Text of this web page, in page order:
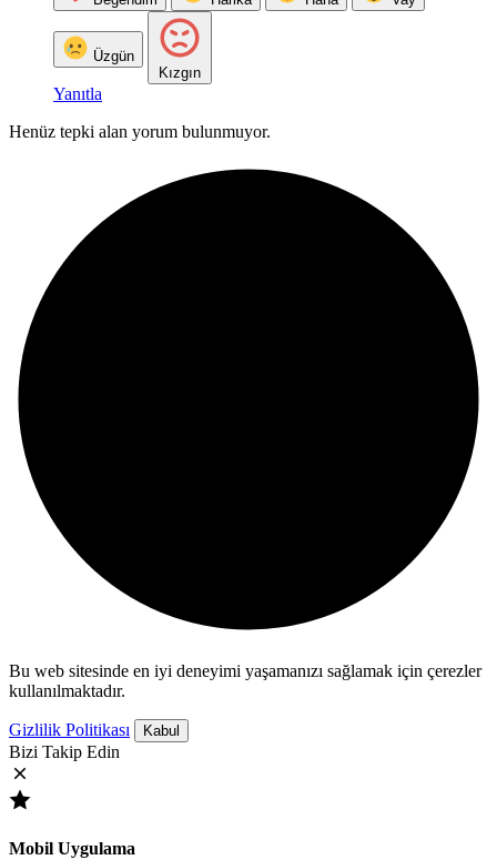
Üzgün
Kızgın
Yanıtla
Henüz tepki alan yorum bulunmuyor.
Bu web sitesinde en iyi deneyimi yaşamanızı sağlamak için çerezler
kullanılmaktadır.
Gizlilik Politikası Kabul
Bizi Takip Edin
Mobil Uygulama